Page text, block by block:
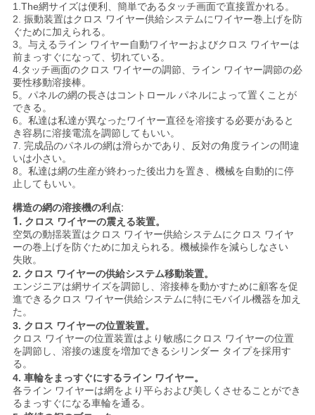
求
し
な
さ
い
地
図
PRIVACY
POLICY
1.The網サイズは便利、簡単であるタッチ画面で直接置かれる。
2. 振動装置はクロス ワイヤー供給システムにワイヤー巻上げを防
ぐために加えられる。
3。与えるライン ワイヤー自動ワイヤーおよびクロス ワイヤーは
前まっすぐになって、切れている。
4.タッチ画面のクロス ワイヤーの調節、ライン ワイヤー調節の必
要性移動溶接棒。
5。パネルの網の長さはコントロール パネルによって置くことが
できる。
6。私達は私達が異なったワイヤー直径を溶接する必要があると
き容易に溶接電流を調節してもいい。
7. 完成品のパネルの網は滑らかであり、反対の角度ラインの間違
いは小さい。
8。私達は網の生産が終わった後出力を置き、機械を自動的に停
止してもいい。
構造の網の溶接機の利点:
1. クロス ワイヤーの震える装置。
空気の動揺装置はクロス ワイヤー供給システムにクロス ワイヤ
ーの巻上げを防ぐために加えられる。機械操作を減らしなさい
失敗。
2. クロス ワイヤーの供給システム移動装置。
エンジニアは網サイズを調節し、溶接棒を動かすために顧客を促
進できるクロス ワイヤー供給システムに特にモバイル機器を加え
た。
3. クロス ワイヤーの位置装置。
クロス ワイヤーの位置装置はより敏感にクロス ワイヤーの位置
を調節し、溶接の速度を増加できるシリンダー タイプを採用す
る。
4. 車輪をまっすぐにするライン ワイヤー。
各ライン ワイヤーは網をより平らおよび美しくさせることができ
るまっすぐになる車輪を通る。